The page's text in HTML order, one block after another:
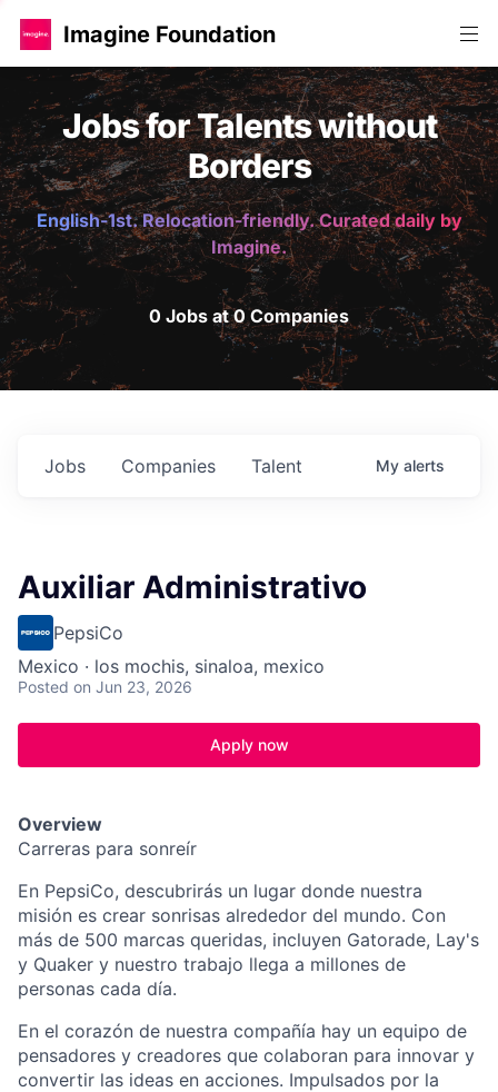
Imagine Foundation
Jobs for Talents without
Borders
English-1st. Relocation-friendly. Curated daily by
Imagine.
0 Jobs at 0 Companies
Jobs Companies Talent My alerts
Auxiliar Administrativo
PepsiCo
Mexico · los mochis, sinaloa, mexico
Posted on Jun 23, 2026
Apply now
Overview
Carreras para sonreír
En PepsiCo, descubrirás un lugar donde nuestra
misión es crear sonrisas alrededor del mundo. Con
más de 500 marcas queridas, incluyen Gatorade, Lay's
y Quaker y nuestro trabajo llega a millones de
personas cada día.
En el corazón de nuestra compañía hay un equipo de
pensadores y creadores que colaboran para innovar y
convertir las ideas en acciones. Impulsados por la